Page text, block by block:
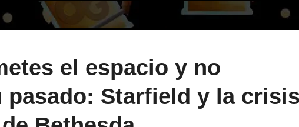
el espacio y no
pasado: Starfield y la